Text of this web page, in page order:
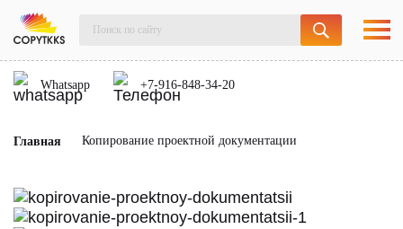
Whatsapp +7-916-848-34-20
Главная Копирование проектной документации